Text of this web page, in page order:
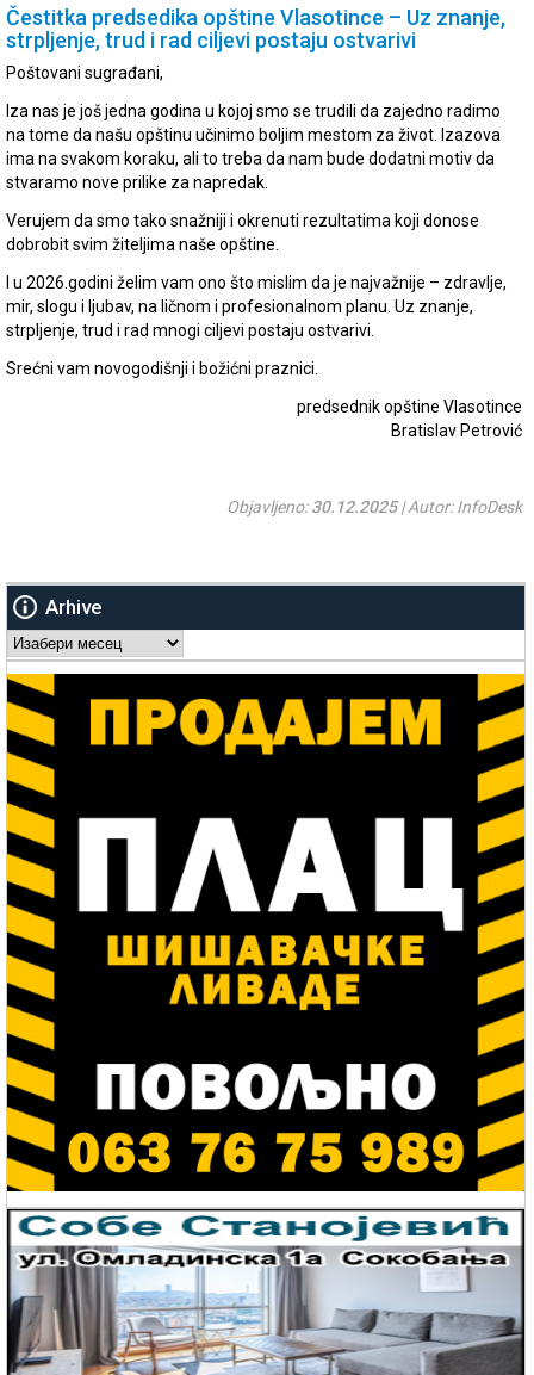
Čestitka predsedika opštine Vlasotince – Uz znanje,
strpljenje, trud i rad ciljevi postaju ostvarivi
Poštovani sugrađani,
Iza nas je još jedna godina u kojoj smo se trudili da zajedno radimo
na tome da našu opštinu učinimo boljim mestom za život. Izazova
ima na svakom koraku, ali to treba da nam bude dodatni motiv da
stvaramo nove prilike za napredak.
Verujem da smo tako snažniji i okrenuti rezultatima koji donose
dobrobit svim žiteljima naše opštine.
I u 2026.godini želim vam ono što mislim da je najvažnije – zdravlje,
mir, slogu i ljubav, na ličnom i profesionalnom planu. Uz znanje,
strpljenje, trud i rad mnogi ciljevi postaju ostvarivi.
Srećni vam novogodišnji i božićni praznici.
predsednik opštine Vlasotince
Bratislav Petrović
Objavljeno:30.12.2025| Autor: InfoDesk
Arhive
Arhive